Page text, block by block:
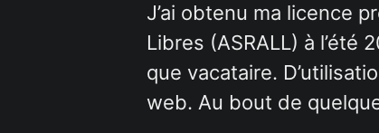
J’ai obtenu ma licence
Libres (ASRALL) à l’été
que vacataire.
web. Au bout de